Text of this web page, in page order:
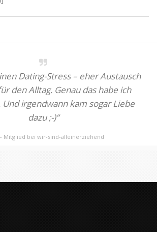
Dating-Stress – eher Austausch
den Alltag. Genau das habe ich
irgendwann kam sogar Liebe
dazu ;-)“
- Mitglied bei wir-sind-alleinerziehend